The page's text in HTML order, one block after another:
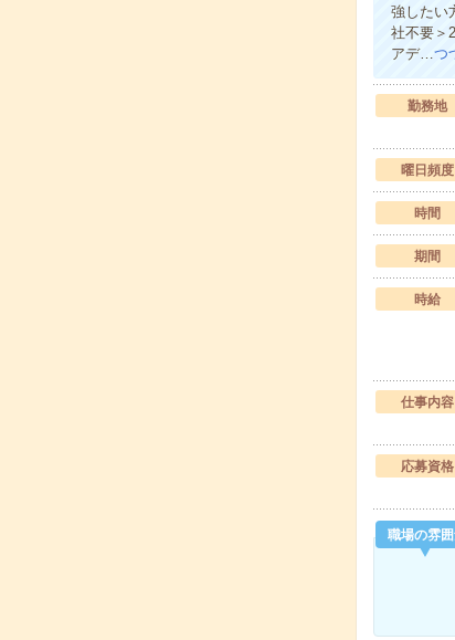
強したい
社不要＞
アデ…つ
勤務地
曜日頻度
時間
期間
時給
仕事内容
応募資格
職場の雰